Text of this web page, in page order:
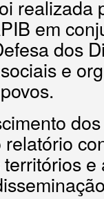
realizada
em
dos
e